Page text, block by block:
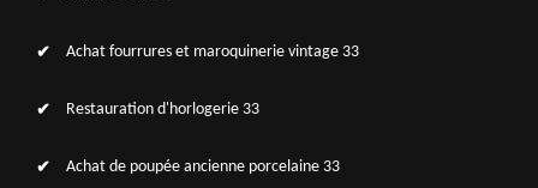
Achat fourrures et maroquinerie vintage 33
Restauration d'horlogerie 33
Achat de poupée ancienne porcelaine 33